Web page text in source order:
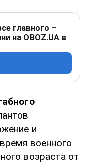
главного –
на OBOZ.UA в
и
военного
возраста от